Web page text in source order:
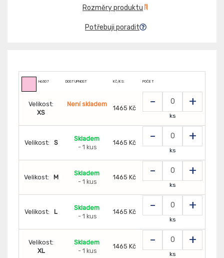
Rozměry produktu
Potřebuji poradit
H6307 DOSTUPNOST KČ/KS: POČET
Velikost:
XS
Není skladem
1465 Kč - +
ks
Velikost: S
Skladem
- 1 kus
1465 Kč - +
ks
Velikost: M
Skladem
- 1 kus
1465 Kč - +
ks
Velikost: L
Skladem
- 1 kus
1465 Kč - +
ks
Velikost:
XL
Skladem
- 1 kus
1465 Kč - +
ks